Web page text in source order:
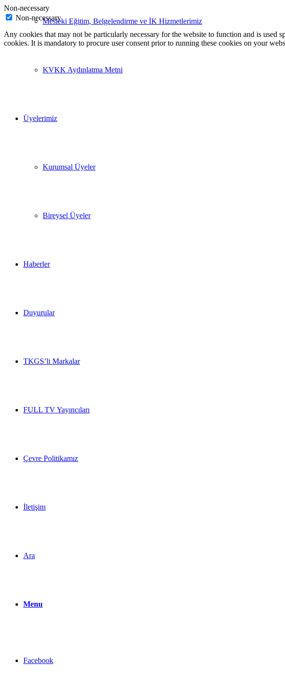
Mesleki Eğitim, Belgelendirme ve İK Hizmetlerimiz
KVKK Aydınlatma Metni
Üyelerimiz
Kurumsal Üyeler
Bireysel Üyeler
Haberler
Duyurular
TKGS’li Markalar
FULL TV Yayıncıları
Çevre Politikamız
İletişim
Ara
Menu
Facebook
Non-necessary
Non-necessary
Any cookies that may not be particularly necessary for the website to function and is used
cookies. It is mandatory to procure user consent prior to running these cookies on your